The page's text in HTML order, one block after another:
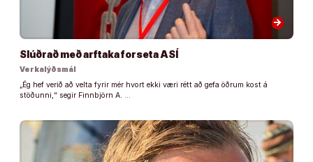
arrow_forward
Slúðrað með arftaka forseta ASÍ
Verkalýðsmál
„Ég hef verið að velta fyrir mér hvort ekki væri rétt að gefa öðrum kost á
stöðunni,“ segir Finnbjörn A. …